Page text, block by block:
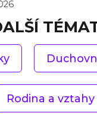
Rodina a vztahy